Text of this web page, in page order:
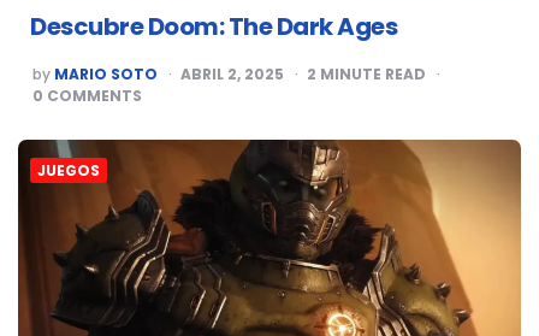
Descubre Doom: The Dark Ages
POSTED
BY
by MARIO SOTO ABRIL 2, 2025 2 MINUTE READ
0 COMMENTS
JUEGOS